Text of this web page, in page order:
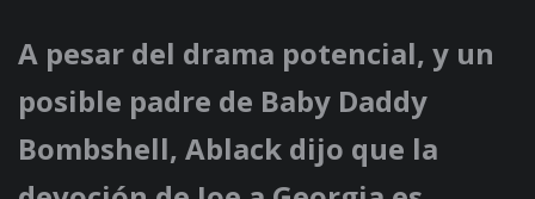
A pesar del drama potencial, y un
posible padre de Baby Daddy
Bombshell, Ablack dijo que la